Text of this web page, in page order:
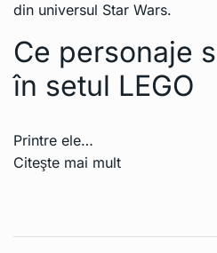
din universul Star Wars.
Ce personaje
în setul LEGO
Printre ele…
Citeşte mai mult